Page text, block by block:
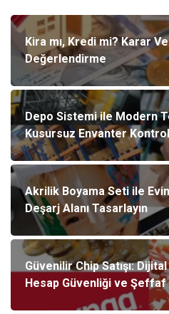
Kira mı, Kredi mi? Karar
Değerlendirme
Depo Sistemi ile Modern
Kusursuz Envanter
Akrilik Boyama Seti ile
Deşarj Alanı Tasarlayın
Güvenilir Chip Satışı:
Hesap Güvenliği ve